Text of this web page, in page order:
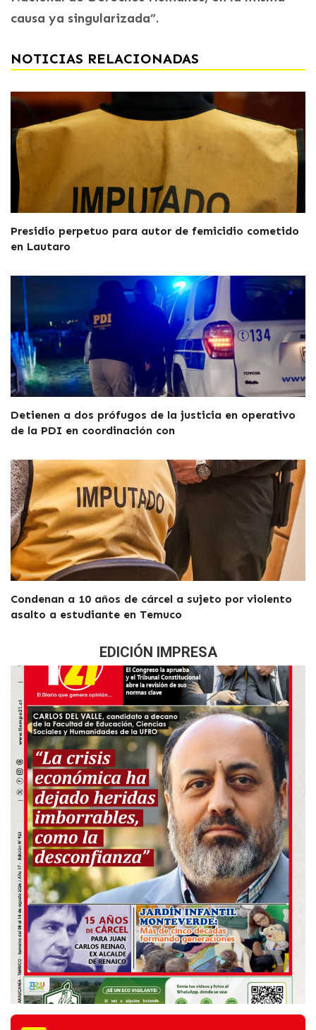
causa ya singularizada”.
NOTICIAS RELACIONADAS
Presidio perpetuo para autor de femicidio cometido
en Lautaro
Detienen a dos prófugos de la justicia en operativo
de la PDI en coordinación con
Condenan a 10 años de cárcel a sujeto por violento
asalto a estudiante en Temuco
EDICIÓN IMPRESA